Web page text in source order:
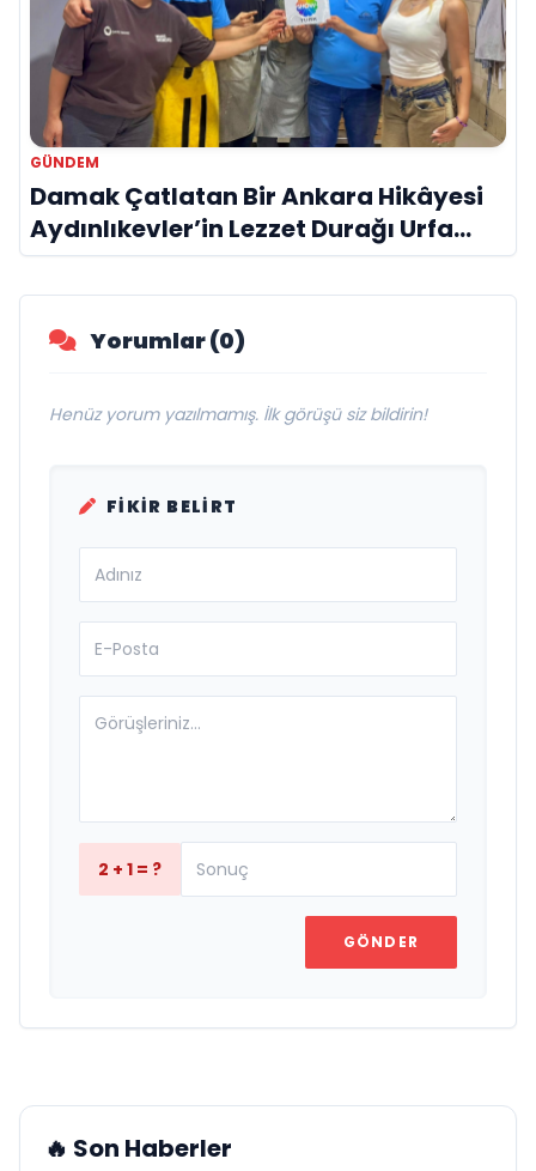
GÜNDEM
Damak Çatlatan Bir Ankara Hikâyesi
Aydınlıkevler’in Lezzet Durağı Urfa
Damak
Yorumlar (0)
Henüz yorum yazılmamış. İlk görüşü siz bildirin!
FIKIR BELIRT
2 + 1 = ?
GÖNDER
🔥 Son Haberler